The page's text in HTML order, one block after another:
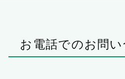
お電話でのお問